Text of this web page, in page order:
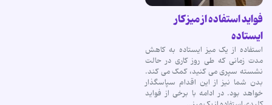
فواید استفاده از میز کار
ایستاده
استفاده از یک میز ایستاده به کاهش
مدت زمانی که طی روز کاری در حالت
نشسته سپری می کنید، کمک می کند.
بدن شما نیز از این اقدام سپاسگذار
خواهد بود. در ادامه با برخی از فواید